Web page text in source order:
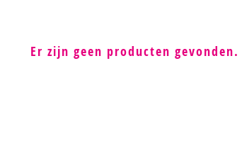
Er zijn geen producten gevonden.